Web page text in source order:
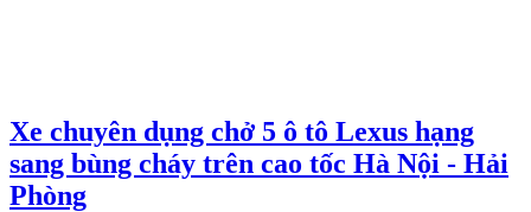
Xe chuyên dụng chở 5 ô tô Lexus hạng
sang bùng cháy trên cao tốc Hà Nội - Hải
Phòng